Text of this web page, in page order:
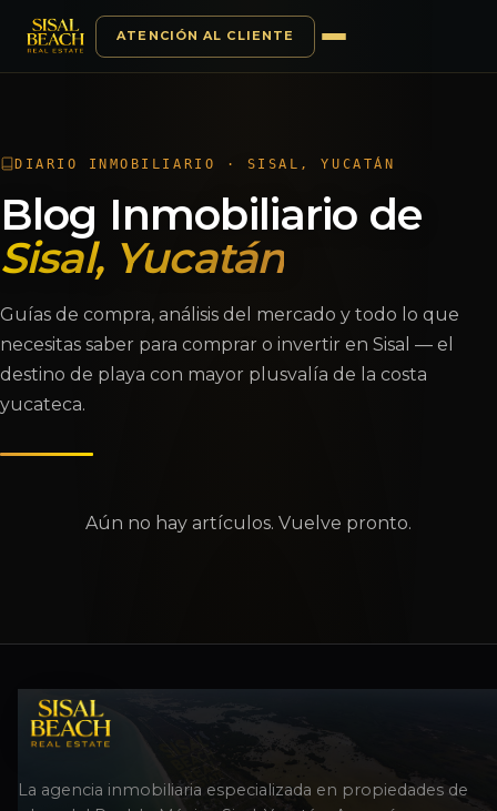
ATENCIÓN AL CLIENTE
DIARIO INMOBILIARIO · SISAL, YUCATÁN
Blog Inmobiliario de
Sisal, Yucatán
Guías de compra, análisis del mercado y todo lo que
necesitas saber para comprar o invertir en Sisal — el
destino de playa con mayor plusvalía de la costa
yucateca.
Aún no hay artículos. Vuelve pronto.
La agencia inmobiliaria especializada en propiedades de